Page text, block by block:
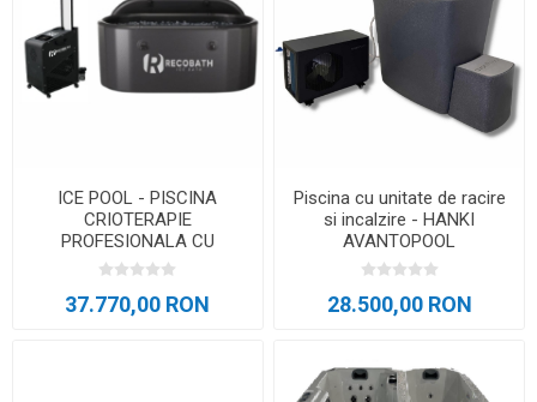
ICE POOL - PISCINA
CRIOTERAPIE
PROFESIONALA CU
RACITOR
37.770,00 RON
Piscina cu unitate de racire
si incalzire - HANKI
AVANTOPOOL
28.500,00 RON